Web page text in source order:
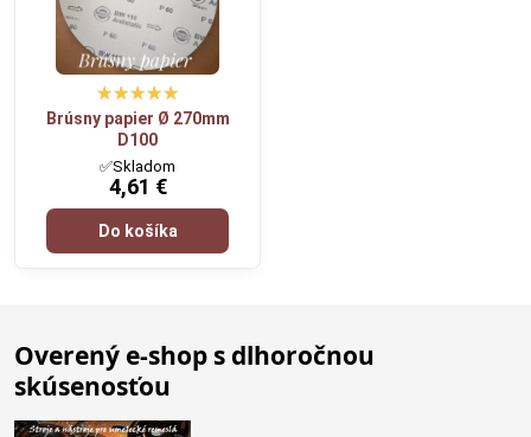
Brúsny papier Ø 270mm
D100
✅Skladom
4,61 €
Do košíka
Overený e-shop s dlhoročnou
skúsenosťou